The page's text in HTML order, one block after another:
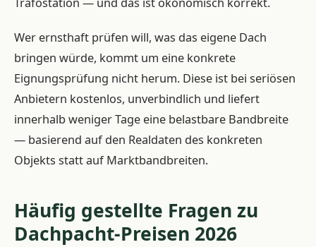
Wer ernsthaft prüfen will, was das eigene Dach
bringen würde, kommt um eine konkrete
Eignungsprüfung nicht herum. Diese ist bei seriösen
Anbietern kostenlos, unverbindlich und liefert
innerhalb weniger Tage eine belastbare Bandbreite
— basierend auf den Realdaten des konkreten
Objekts statt auf Marktbandbreiten.
Häufig gestellte Fragen zu
Dachpacht-Preisen 2026